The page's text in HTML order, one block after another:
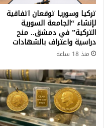
تركيا وسوريا توقعان اتفاقية
لإنشاء “الجامعة السورية
التركية” في دمشق.. منح
دراسية واعتراف بالشهادات
منذ 18 ساعة